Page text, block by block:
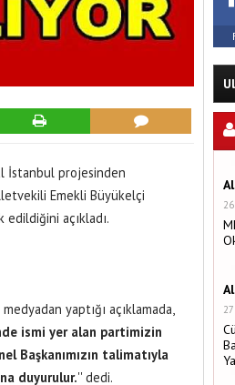
İstanbul projesinden
Emekli Büyükelçi
açıkladı.
yaptığı açıklamada,
ismi yer alan partimizin
Başkanımızın talimatıyla
duyurulur.'' dedi.